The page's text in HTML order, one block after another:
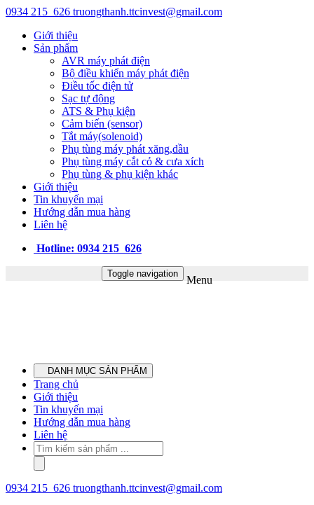
0934 215 626 truongthanh.ttcinvest@gmail.com
Giới thiệu
Sản phẩm
AVR máy phát điện
Bộ điều khiển máy phát điện
Điều tốc điện tử
Sạc tự động
ATS & Phụ kiện
Cảm biến (sensor)
Tắt máy(solenoid)
Phụ tùng máy phát xăng,dầu
Phụ tùng máy cắt cỏ & cưa xích
Phụ tùng & phụ kiện khác
Giới thiệu
Tin khuyến mại
Hướng dẫn mua hàng
Liên hệ
Hotline: 0934 215 626
Toggle navigation
Menu
DANH MỤC SẢN PHẨM
Trang chủ
Giới thiệu
Tin khuyến mại
Hướng dẫn mua hàng
Liên hệ
0934 215 626 truongthanh.ttcinvest@gmail.com